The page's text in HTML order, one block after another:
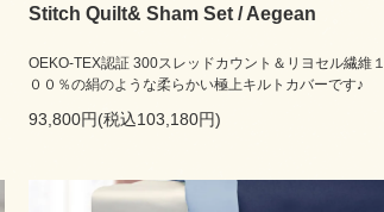
Stitch Quilt& Sham Set / Aegean
OEKO-TEX認証 300スレッドカウント＆リヨセル繊維１
００％の絹のような柔らかい極上キルトカバーです♪
93,800円(税込103,180円)